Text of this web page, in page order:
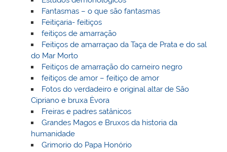
Fantasmas – o que são fantasmas
Feitiçaria- feitiços
feitiços de amarração
Feitiços de amarraçao da Taça de Prata e do sal
do Mar Morto
Feitiços de amarração do carneiro negro
feitiços de amor – feitiço de amor
Fotos do verdadeiro e original altar de São
Cipriano e bruxa Èvora
Freiras e padres satânicos
Grandes Magos e Bruxos da historia da
humanidade
Grimorio do Papa Honório